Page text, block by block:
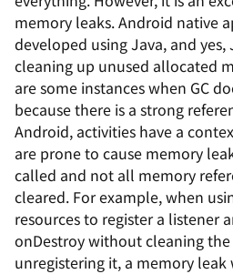
memory leaks. Android native
developed using Java, and yes,
cleaning up unused allocated
are some instances when GC
because there is a strong
Android, activities have a
are prone to cause memory
called and not all memory
cleared. For example, when
resources to register a listener
onDestroy without cleaning
unregistering it, a memory leak